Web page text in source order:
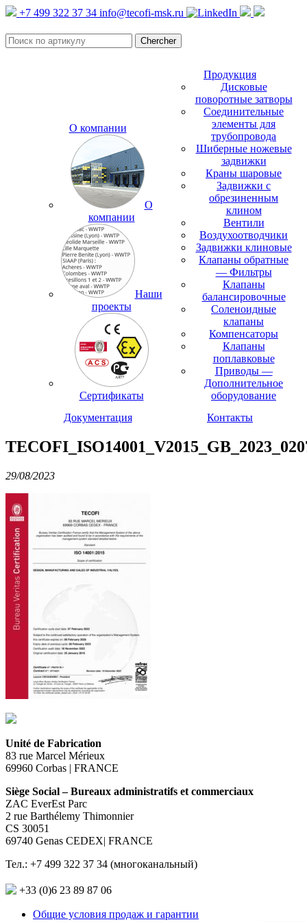
+7 499 322 37 34 info@tecofi-msk.ru
О компании
О
компании
Наши
проекты
Сертификаты
Продукция
Дисковые
поворотные затворы
Соединительные
элементы для
трубопровода
Шиберные ножевые
задвижки
Краны шаровые
Задвижки с
обрезиненным
клином
Вентили
Воздухоотводчики
Задвижки клиновые
Клапаны обратные
— Фильтры
Клапаны
балансировочные
Соленоидные
клапаны
Компенсаторы
Клапаны
поплавковые
Приводы —
Дополнительное
оборудование
Документация
Контакты
29/08/2023
Unité de Fabrication
83 rue Marcel Mérieux
69960 Corbas | FRANCE
Siège Social – Bureaux administratifs et commerciaux
ZAC EverEst Parc
2 rue Barthélemy Thimonnier
CS 30051
69740 Genas CEDEX| FRANCE
Тел.: +7 499 322 37 34 (многоканальный)
+33 (0)6 23 89 87 06
Общие условия продаж и гарантии